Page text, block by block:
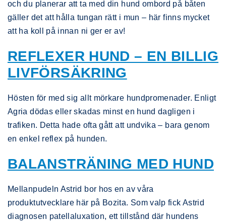
och du planerar att ta med din hund ombord på båten
gäller det att hålla tungan rätt i mun – här finns mycket
att ha koll på innan ni ger er av!
REFLEXER HUND – EN BILLIG
LIVFÖRSÄKRING
Hösten för med sig allt mörkare hundpromenader. Enligt
Agria dödas eller skadas minst en hund dagligen i
trafiken. Detta hade ofta gått att undvika – bara genom
en enkel reflex på hunden.
BALANSTRÄNING MED HUND
Mellanpudeln Astrid bor hos en av våra
produktutvecklare här på Bozita. Som valp fick Astrid
diagnosen patellaluxation, ett tillstånd där hundens